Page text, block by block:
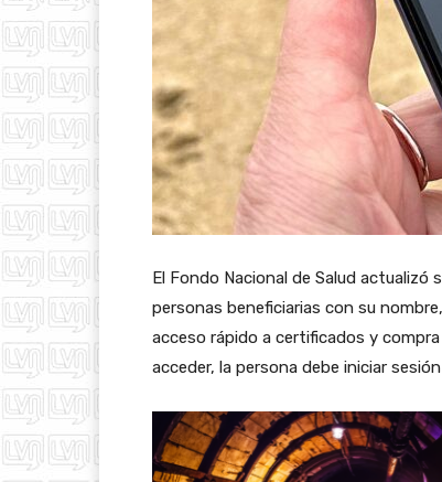
El Fondo Nacional de Salud actualizó
personas beneficiarias con su
acceso rápido a certificados y
acceder, la persona debe iniciar